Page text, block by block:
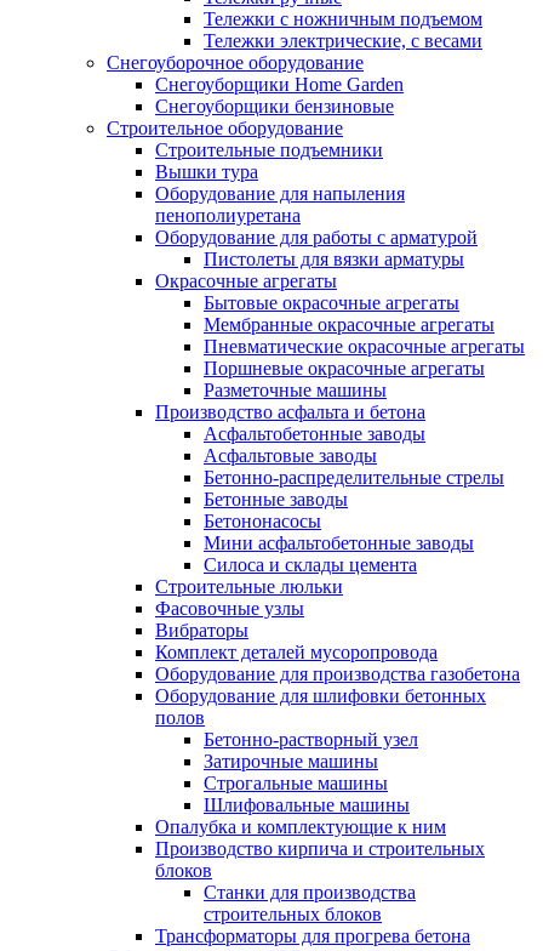
Тележки с ножничным подъемом
Тележки электрические, с весами
Снегоуборочное оборудование
Снегоуборщики Home Garden
Снегоуборщики бензиновые
Строительное оборудование
Cтроительные подъемники
Вышки тура
Оборудование для напыления
пенополиуретана
Оборудование для работы с арматурой
Пистолеты для вязки арматуры
Окрасочные агрегаты
Бытовые окрасочные агрегаты
Мембранные окрасочные агрегаты
Пневматические окрасочные агрегаты
Поршневые окрасочные агрегаты
Разметочные машины
Производство асфальта и бетона
Асфальтобетонные заводы
Асфальтовые заводы
Бетонно-распределительные стрелы
Бетонные заводы
Бетононасосы
Мини асфальтобетонные заводы
Силоса и склады цемента
Строительные люльки
Фасовочные узлы
Вибраторы
Комплект деталей мусоропровода
Оборудование для производства газобетона
Оборудование для шлифовки бетонных
полов
Бетонно-растворный узел
Затирочные машины
Строгальные машины
Шлифовальные машины
Опалубка и комплектующие к ним
Производство кирпича и строительных
блоков
Cтанки для производства
строительных блоков
Трансформаторы для прогрева бетона